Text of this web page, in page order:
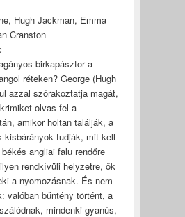
Hugh Jackman, Emma
Cranston
birkapásztor a
réteken? George (Hugh
azzal szórakoztatja magát,
olvas fel a
amikor holtan találják, a
kisbárányok tudják, mit kell
angliai falu rendőre
rendkívüli helyzetre, ők
a nyomozásnak. És nem
valóban bűntény történt, a
mindenki gyanús,